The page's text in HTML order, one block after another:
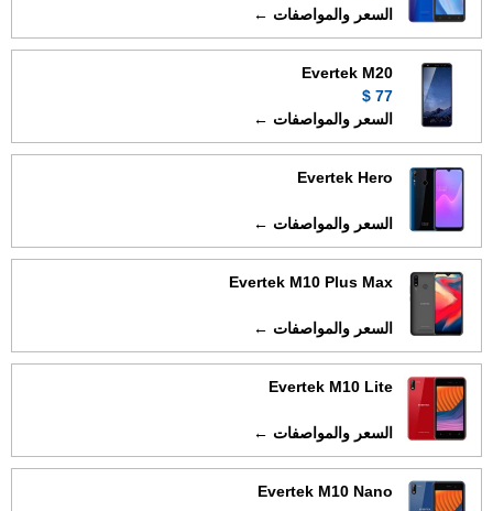
السعر والمواصفات ←
Evertek M20
77 $
السعر والمواصفات ←
Evertek Hero
السعر والمواصفات ←
Evertek M10 Plus Max
السعر والمواصفات ←
Evertek M10 Lite
السعر والمواصفات ←
Evertek M10 Nano